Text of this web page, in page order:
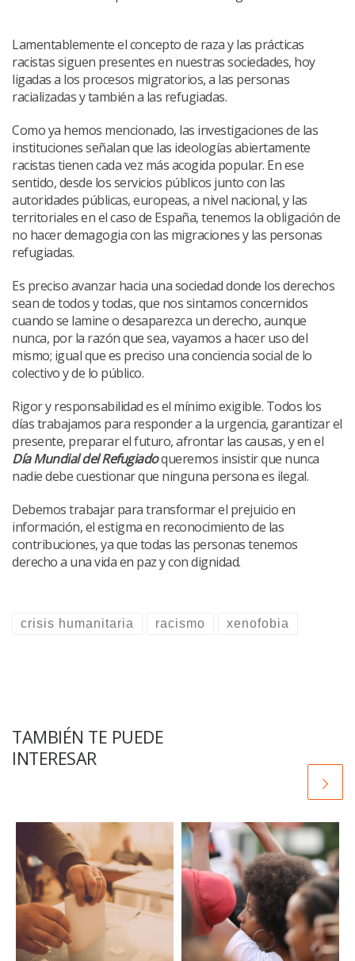
Lamentablemente el concepto de raza y las prácticas
racistas siguen presentes en nuestras sociedades, hoy
ligadas a los procesos migratorios, a las personas
racializadas y también a las refugiadas.
Como ya hemos mencionado, las investigaciones de las
instituciones señalan que las ideologías abiertamente
racistas tienen cada vez más acogida popular. En ese
sentido, desde los servicios públicos junto con las
autoridades públicas, europeas, a nivel nacional, y las
territoriales en el caso de España, tenemos la obligación de
no hacer demagogia con las migraciones y las personas
refugiadas.
Es preciso avanzar hacia una sociedad donde los derechos
sean de todos y todas, que nos sintamos concernidos
cuando se lamine o desaparezca un derecho, aunque
nunca, por la razón que sea, vayamos a hacer uso del
mismo; igual que es preciso una conciencia social de lo
colectivo y de lo público.
Rigor y responsabilidad es el mínimo exigible. Todos los
días trabajamos para responder a la urgencia, garantizar el
presente, preparar el futuro, afrontar las causas, y en el
Día Mundial del Refugiadoqueremos insistir que nunca
nadie debe cuestionar que ninguna persona es ilegal.
Debemos trabajar para transformar el prejuicio en
información, el estigma en reconocimiento de las
contribuciones, ya que todas las personas tenemos
derecho a una vida en paz y con dignidad.
crisis humanitaria racismo xenofobia
TAMBIÉN TE PUEDE
INTERESAR